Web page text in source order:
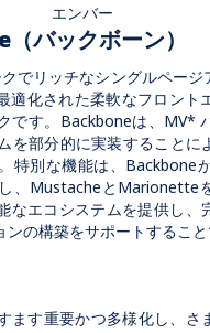
エンバー
バックボーン）
でリッチなシングルページ
適化された柔軟なフロント
です。Backboneは、MV*
を部分的に実装することに
特別な機能は、Backbone
、MustacheとMarionette
なエコシステムを提供し、
の構築をサポートすること
ます重要かつ多様化し、さ